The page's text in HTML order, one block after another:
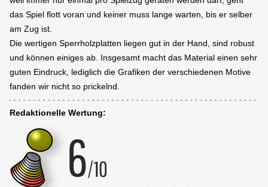
das Spiel flott voran und keiner muss lange warten, bis er selber
am Zug ist.
Die wertigen Sperrholzplatten liegen gut in der Hand, sind robust
und können einiges ab. Insgesamt macht das Material einen sehr
guten Eindruck, lediglich die Grafiken der verschiedenen Motive
fanden wir nicht so prickelnd.
Redaktionelle Wertung: